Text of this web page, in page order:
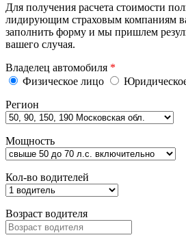
Для получения расчета стоимости
лидирующим страховым компаниям
заполнить форму и мы пришлем
вашего случая.
Владелец автомобиля *
Физическое лицо
Регион
Мощность
Кол-во водителей
Возраст водителя